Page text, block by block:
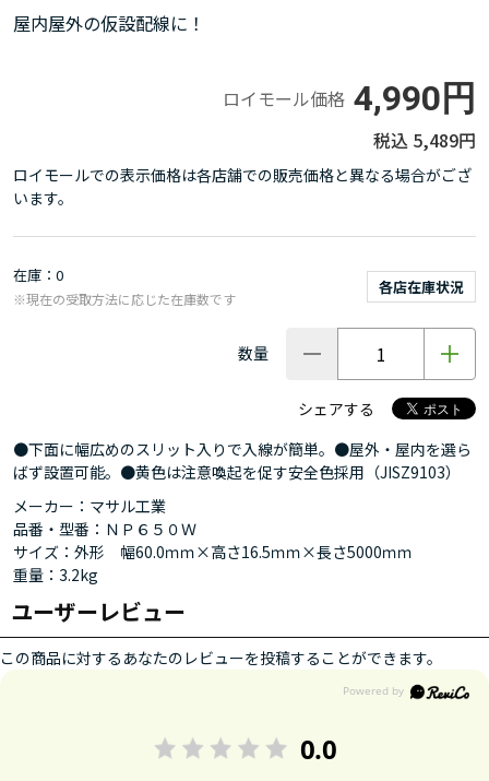
屋内屋外の仮設配線に！
ロイモール価格 4,990円
5,489円
ロイモールでの表示価格は各店舗での販売価格と異なる場合がござ
います。
在庫 0
各店在庫状況
※現在の受取方法に応じた在庫数です
数量
シェアする
●下面に幅広めのスリット入りで入線が簡単。●屋外・屋内を選ら
ばず設置可能。●黄色は注意喚起を促す安全色採用（JISZ9103）
メーカー：マサル工業
品番・型番：ＮＰ６５０Ｗ
サイズ：外形 幅60.0ｍｍ×高さ16.5ｍｍ×長さ5000ｍｍ
重量：3.2kg
ユーザーレビュー
この商品に対するあなたのレビューを投稿することができます。
0.0